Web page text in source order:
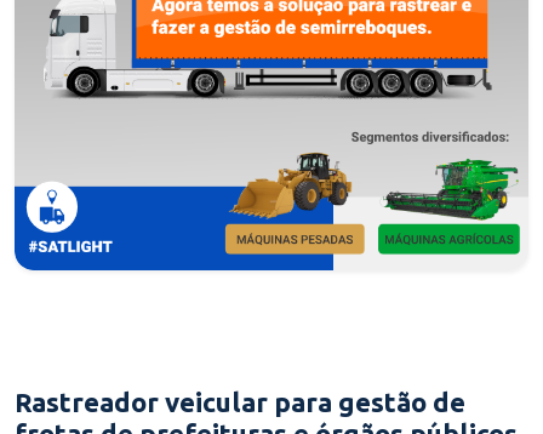
Rastreador veicular para gestão de